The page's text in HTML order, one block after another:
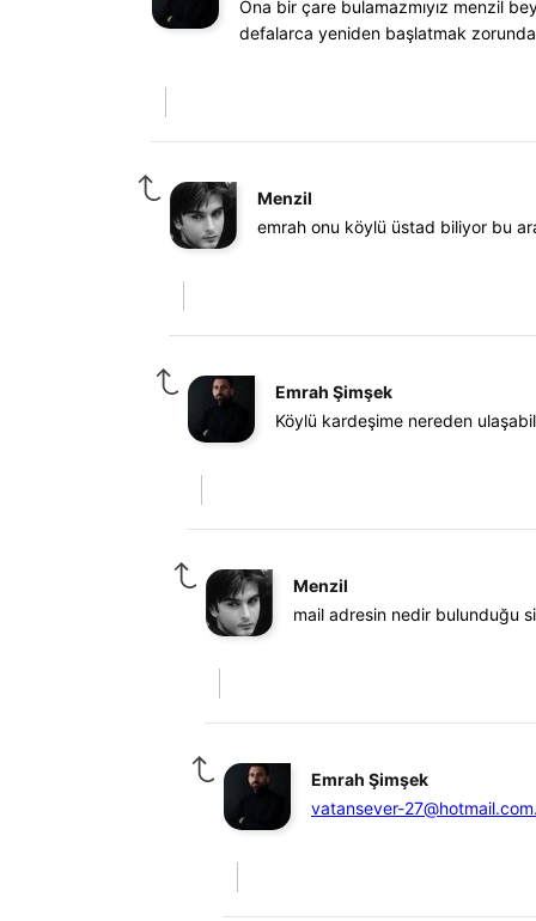
Ona bir çare bulamazmıyız menzil
defalarca yeniden başlatmak
Menzil
emrah onu köylü üstad biliyor bu
Emrah Şimşek
Köylü kardeşime nereden
Menzil
mail adresin nedir bulunduğu
Emrah Şimşek
vatansever-